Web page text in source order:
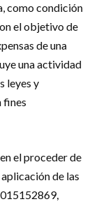
como condición
el objetivo de
de una
una actividad
leyes y
fines
el proceder de
de las